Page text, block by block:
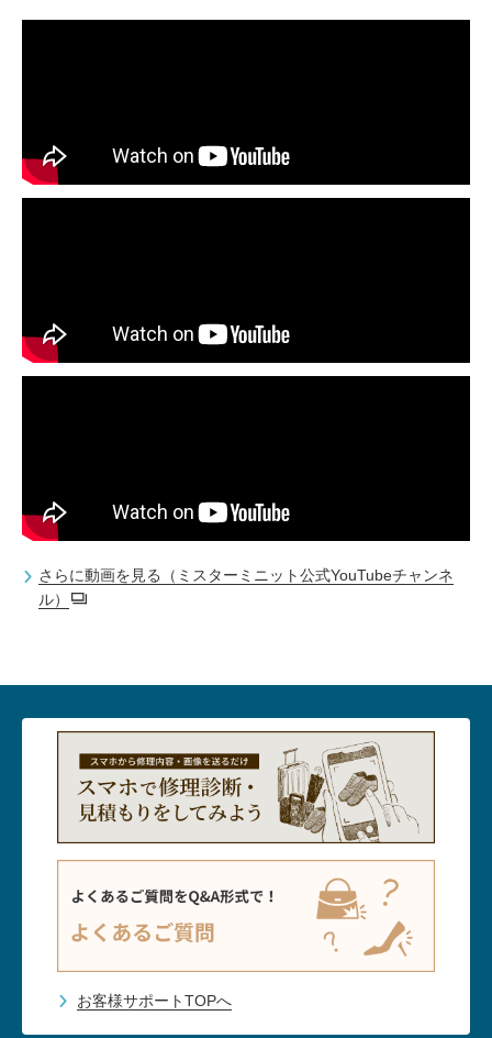
さらに動画を見る（ミスターミニット公式YouTubeチャンネ
ル）
お客様サポートTOPへ